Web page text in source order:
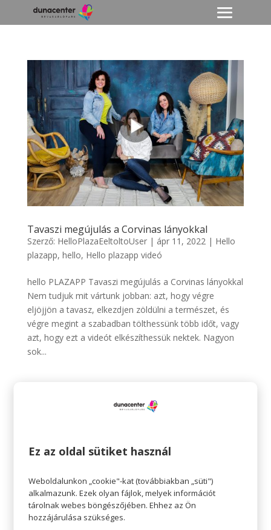
Tavaszi megújulás a Corvinas lányokkal
Szerző: HelloPlazaEeltoltoUser| ápr 11, 2022| Hello
plazapp, hello, Hello plazapp videó
hello PLAZAPP Tavaszi megújulás a Corvinas lányokkal
Nem tudjuk mit vártunk jobban: azt, hogy végre
eljöjjön a tavasz, elkezdjen zöldülni a természet, és
végre megint a szabadban tölthessünk több időt, vagy
azt, hogy ezt a videót elkészíthessük nektek. Nagyon
sok...
Deichmann: Leárazás
Háda: Új árukészlet
Diechmann: Szezonvégi akciók
Pepco: Biopamut babaruhák
Ez az oldal sütiket használ
Weboldalunkon „cookie"-kat (továbbiakban „süti")
alkalmazunk. Ezek olyan fájlok, melyek információt
tárolnak webes böngészőjében. Ehhez az Ön
hozzájárulása szükséges.